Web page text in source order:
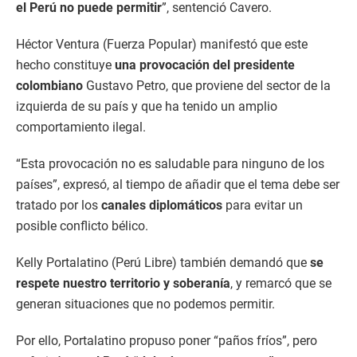
el Perú no puede permitir”, sentenció Cavero.
Héctor Ventura (Fuerza Popular) manifestó que este
hecho constituye una provocación del presidente
colombiano Gustavo Petro, que proviene del sector de la
izquierda de su país y que ha tenido un amplio
comportamiento ilegal.
“Esta provocación no es saludable para ninguno de los
países”, expresó, al tiempo de añadir que el tema debe ser
tratado por los canales diplomáticos para evitar un
posible conflicto bélico.
Kelly Portalatino (Perú Libre) también demandó que se
respete nuestro territorio y soberanía, y remarcó que se
generan situaciones que no podemos permitir.
Por ello, Portalatino propuso poner “paños fríos”, pero